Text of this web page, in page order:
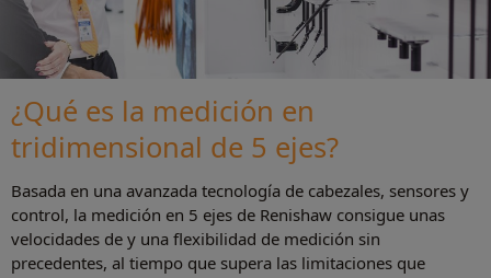
¿Qué es la medición en
tridimensional de 5 ejes?
Basada en una avanzada tecnología de cabezales, sensores y
control, la medición en 5 ejes de Renishaw consigue unas
velocidades de y una flexibilidad de medición sin
precedentes, al tiempo que supera las limitaciones que